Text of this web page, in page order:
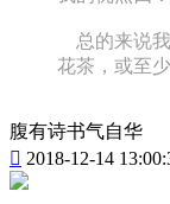
总的来说我
花茶，或至
腹有诗书气自华
 2018-12-14